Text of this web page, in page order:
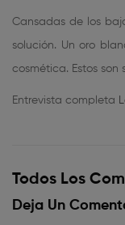
Cansadas de los
solución. Un oro
cosmética. Estos son
Entrevista completa
Todos Los
Deja Un